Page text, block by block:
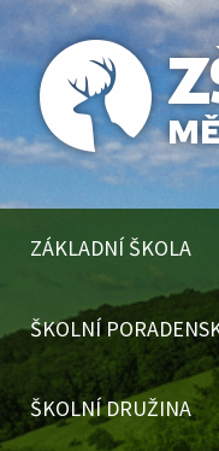
ZÁKLADNÍ ŠKOLA
ŠKOLNÍ
ŠKOLNÍ DRUŽINA